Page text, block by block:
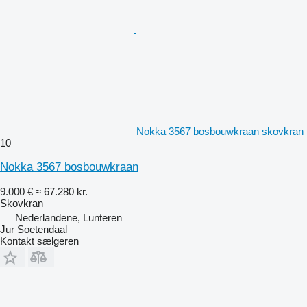
Nokka 3567 bosbouwkraan skovkran
10
Nokka 3567 bosbouwkraan
9.000 € ≈ 67.280 kr.
Skovkran
Nederlandene, Lunteren
Jur Soetendaal
Kontakt sælgeren